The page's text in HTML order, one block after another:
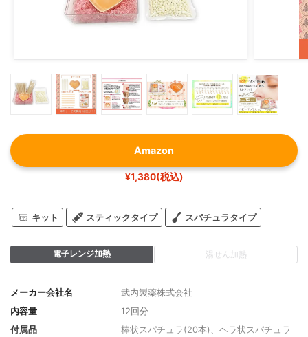
Amazon
¥1,380(税込)
キット スティックタイプ スパチュラタイプ
電子レンジ加熱 湯せん加熱
メーカー会社名
武内製薬株式会社
内容量
12回分
付属品
棒状スパチュラ(20本)、ヘラ状スパチュラ